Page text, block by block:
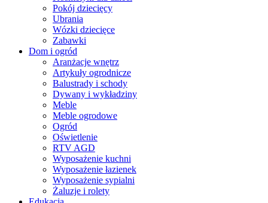
Pokój dziecięcy
Ubrania
Wózki dziecięce
Zabawki
Dom i ogród
Aranżacje wnętrz
Artykuły ogrodnicze
Balustrady i schody
Dywany i wykładziny
Meble
Meble ogrodowe
Ogród
Oświetlenie
RTV AGD
Wyposażenie kuchni
Wyposażenie łazienek
Wyposażenie sypialni
Żaluzje i rolety